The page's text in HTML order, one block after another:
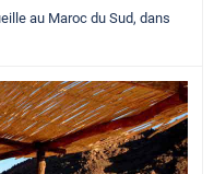
au Maroc du Sud, dans